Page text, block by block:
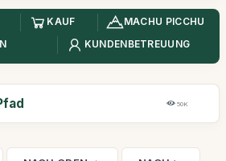
KAUF
MACHU PICCHU
KUNDENBETREUUNG
50K